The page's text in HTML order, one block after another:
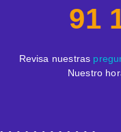
91
Revisa nuestras
Nuestro